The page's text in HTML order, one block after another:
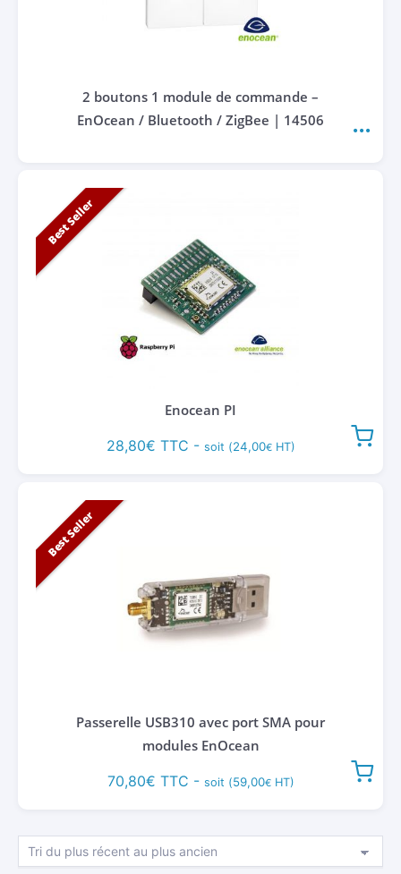
2 boutons 1 module de commande –
EnOcean / Bluetooth / ZigBee | 14506
Best Seller
Enocean PI
28,80€ TTC - soit (24,00€HT)
Best Seller
Passerelle USB310 avec port SMA pour
modules EnOcean
70,80€ TTC - soit (59,00€HT)